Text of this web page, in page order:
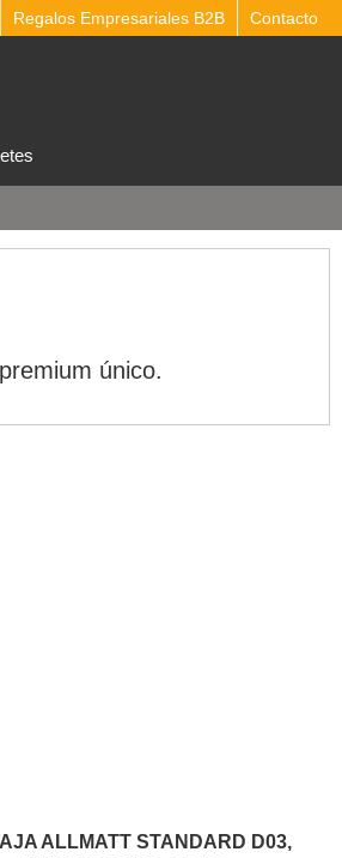
Regalos Empresariales B2B Contacto
único.
ALLMATT STANDARD D03,